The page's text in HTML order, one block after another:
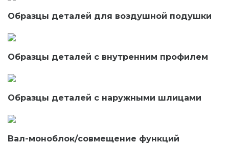
Образцы деталей для воздушной подушки
Образцы деталей с внутренним профилем
Образцы деталей с наружными шлицами
Вал-моноблок/совмещение функций